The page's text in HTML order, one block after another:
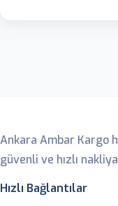
Ankara Ambar Kargo
güvenli ve hızlı
Hızlı Bağlantılar